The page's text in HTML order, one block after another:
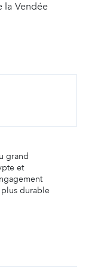
la Vendée
grand
et
durable